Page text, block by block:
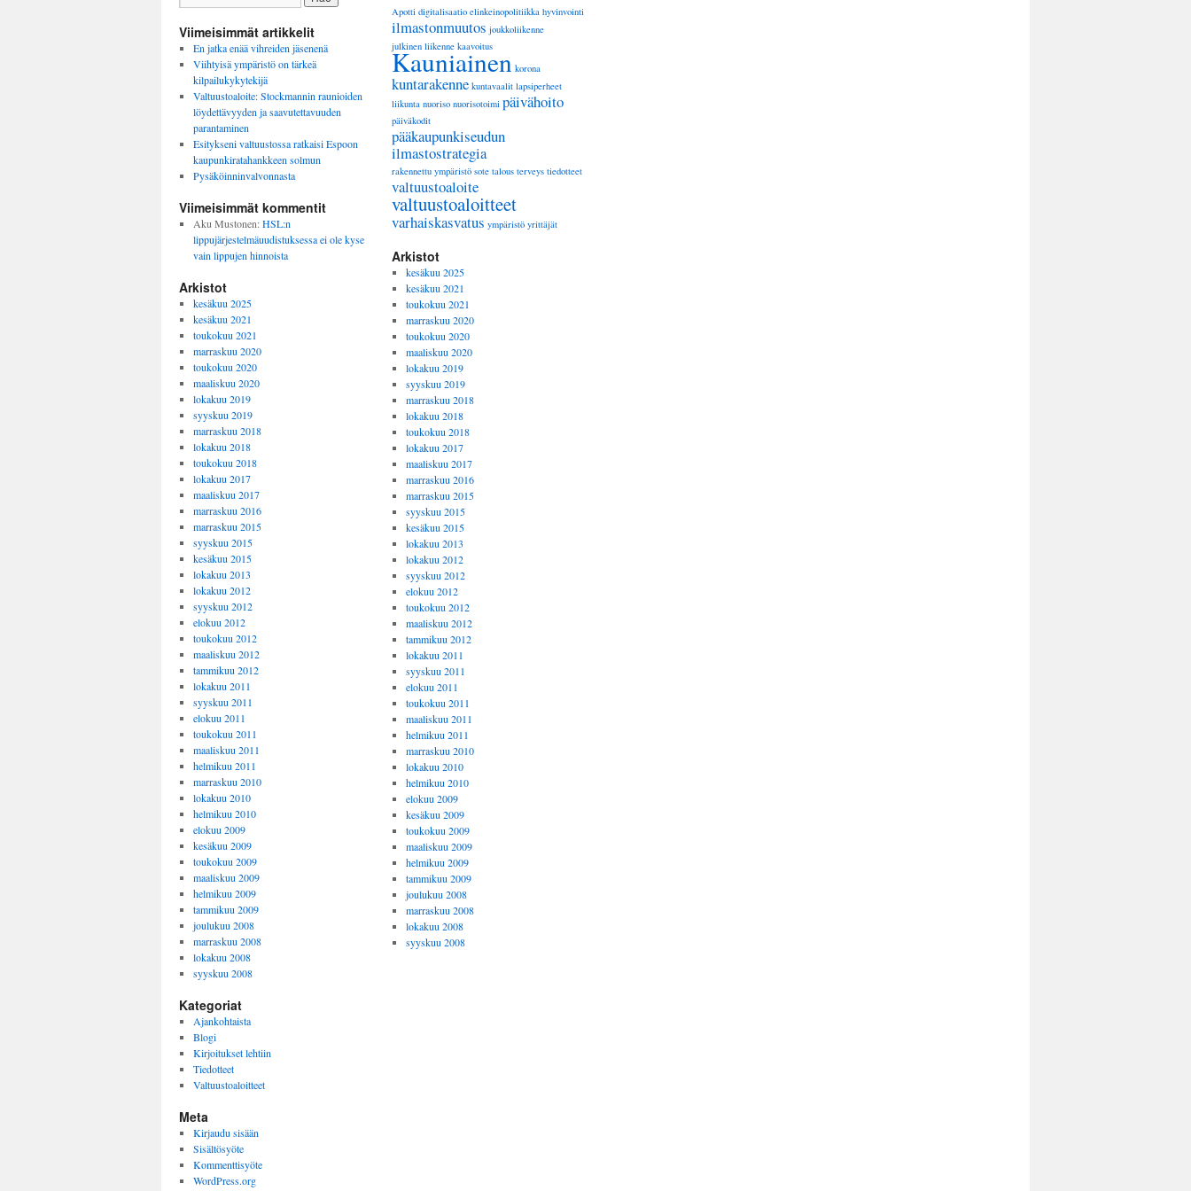
Viimeisimmät artikkelit
En jatka enää vihreiden jäsenenä
Viihtyisä ympäristö on tärkeä
kilpailukykytekijä
Valtuustoaloite: Stockmannin raunioiden
löydettävyyden ja saavutettavuuden
parantaminen
Esitykseni valtuustossa ratkaisi Espoon
kaupunkiratahankkeen solmun
Pysäköinninvalvonnasta
Viimeisimmät kommentit
Aku Mustonen:HSL:n
lippujärjestelmäuudistuksessa ei ole kyse
vain lippujen hinnoista
Arkistot
kesäkuu 2025
kesäkuu 2021
toukokuu 2021
marraskuu 2020
toukokuu 2020
maaliskuu 2020
lokakuu 2019
syyskuu 2019
marraskuu 2018
lokakuu 2018
toukokuu 2018
lokakuu 2017
maaliskuu 2017
marraskuu 2016
marraskuu 2015
syyskuu 2015
kesäkuu 2015
lokakuu 2013
lokakuu 2012
syyskuu 2012
elokuu 2012
toukokuu 2012
maaliskuu 2012
tammikuu 2012
lokakuu 2011
syyskuu 2011
elokuu 2011
toukokuu 2011
maaliskuu 2011
helmikuu 2011
marraskuu 2010
lokakuu 2010
helmikuu 2010
elokuu 2009
kesäkuu 2009
toukokuu 2009
maaliskuu 2009
helmikuu 2009
tammikuu 2009
joulukuu 2008
marraskuu 2008
lokakuu 2008
syyskuu 2008
Kategoriat
Ajankohtaista
Blogi
Kirjoitukset lehtiin
Tiedotteet
Valtuustoaloitteet
Meta
Kirjaudu sisään
Sisältösyöte
Kommenttisyöte
WordPress.org
Apotti digitalisaatio elinkeinopolitiikka hyvinvointi
ilmastonmuutos joukkoliikenne
julkinen liikenne kaavoitus
Kauniainen korona
kuntarakenne kuntavaalit lapsiperheet
liikunta nuoriso nuorisotoimi päivähoito
päiväkodit
pääkaupunkiseudun
ilmastostrategia
rakennettu ympäristö sote talous terveys tiedotteet
valtuustoaloite
valtuustoaloitteet
varhaiskasvatus ympäristö yrittäjät
Arkistot
kesäkuu 2025
kesäkuu 2021
toukokuu 2021
marraskuu 2020
toukokuu 2020
maaliskuu 2020
lokakuu 2019
syyskuu 2019
marraskuu 2018
lokakuu 2018
toukokuu 2018
lokakuu 2017
maaliskuu 2017
marraskuu 2016
marraskuu 2015
syyskuu 2015
kesäkuu 2015
lokakuu 2013
lokakuu 2012
syyskuu 2012
elokuu 2012
toukokuu 2012
maaliskuu 2012
tammikuu 2012
lokakuu 2011
syyskuu 2011
elokuu 2011
toukokuu 2011
maaliskuu 2011
helmikuu 2011
marraskuu 2010
lokakuu 2010
helmikuu 2010
elokuu 2009
kesäkuu 2009
toukokuu 2009
maaliskuu 2009
helmikuu 2009
tammikuu 2009
joulukuu 2008
marraskuu 2008
lokakuu 2008
syyskuu 2008